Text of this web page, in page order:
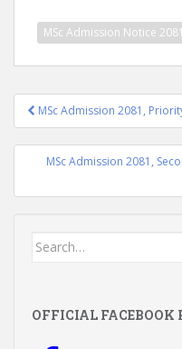
MSc Admission Notice 2081
Post
navigation
MSc Admission 2081,
MSc Admission 2081,
Search
OFFICIAL FACEBOOK